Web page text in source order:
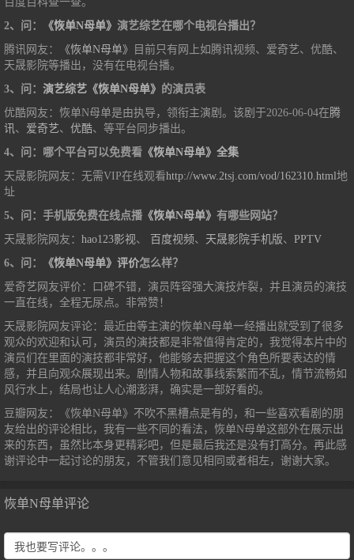
2、问：
《恢单N母单》 演艺综艺在哪个电视台播出？
腾讯网友：
《恢单N母单》
目前只有网上如腾讯视频、爱奇艺、优酷、
天晟影院等播出，没有在电视台播。
3、问： 演艺综艺《恢单N母单》 的演员表
优酷网友：恢单N母单是由执导，领衔主演剧。该剧于2026-06-04在腾
讯、 爱奇艺、 优酷、等平台同步播出。
4、问：哪个平台可以免费看 《恢单N母单》全集
天晟影院网友：无需VIP在线观看http://www.2tsj.com/vod/162310.html地
址
5、问：手机版免费在线点播 《恢单N母单》 有哪些网站？
天晟影院网友： hao123影视、 百度视频、 天晟影院手机版、 PPTV
6、问：
《恢单N母单》评价怎么样？
爱奇艺网友评价：口碑不错，演员阵容强大演技炸裂，并且演员的演技
一直在线，全程无尿点。非常赞！
天晟影院网友评论：最近由等主演的恢单N母单一经播出就受到了很多
观众的欢迎和认可，演员的演技都是非常值得肯定的，我觉得本片中的
演员们在里面的演技都非常好，他能够去把握这个角色所要表达的情
感，并且向观众展现出来。剧情人物和故事线索繁而不乱，情节流畅如
风行水上，结局也让人心潮澎湃，确实是一部好看的。
豆瓣网友：《恢单N母单》不吹不黑槽点是有的，和一些喜欢看剧的朋
友给出的评论相比，我有一些不同的看法，恢单N母单这部外在展示出
来的东西，虽然比本身更精彩吧，但是最后我还是没有打高分。再此感
谢评论中一起讨论的朋友，不管我们意见相同或者相左，谢谢大家。
恢单N母单评论